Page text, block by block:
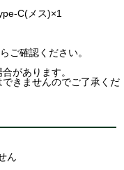
C(メス)×1
ご確認ください。
があります。
きませんのでご了承くだ
ん